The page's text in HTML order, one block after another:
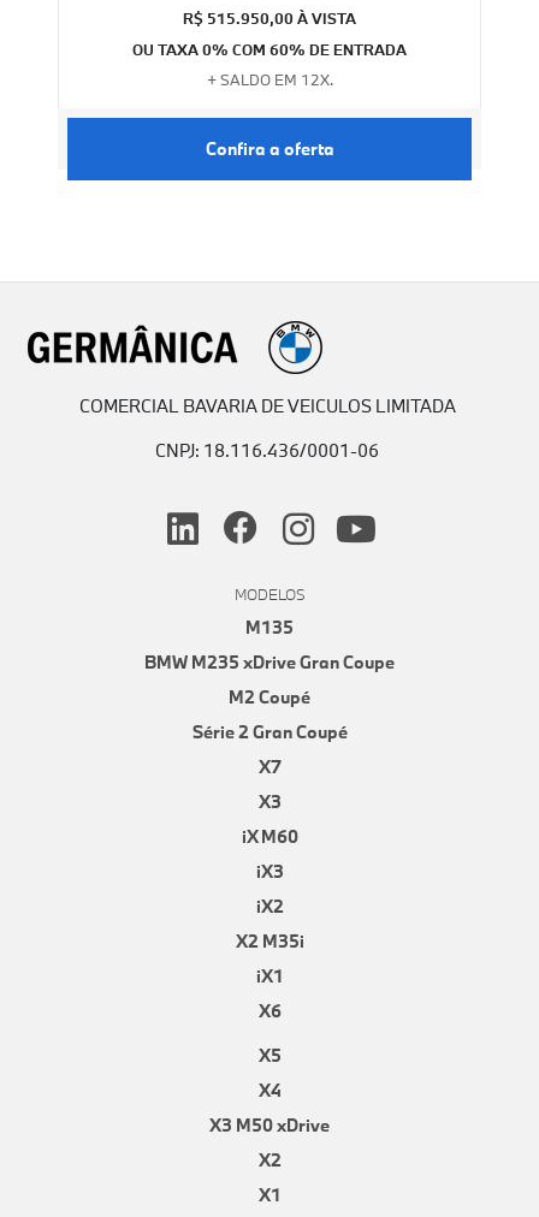
R$ 515.950,00 À VISTA
OU TAXA 0% COM 60% DE ENTRADA
+ SALDO EM 12X.
Confira a oferta
COMERCIAL BAVARIA DE VEICULOS LIMITADA
CNPJ: 18.116.436/0001-06
MODELOS
M135
BMW M235 xDrive Gran Coupe
M2 Coupé
Série 2 Gran Coupé
X7
X3
iX M60
iX3
iX2
X2 M35i
iX1
X6
X5
X4
X3 M50 xDrive
X2
X1